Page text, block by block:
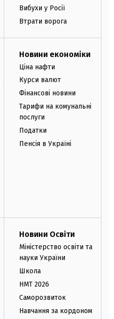
Вибухи у Росії
Втрати ворога
Новини економіки
Ціна нафти
Курси валют
Фінансові новини
Тарифи на комунальні
послуги
Податки
Пенсія в Україні
Новини Освіти
Міністерство освіти та
науки України
Школа
НМТ 2026
Саморозвиток
Навчання за кордоном